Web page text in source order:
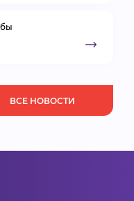
ВСЕ НОВОСТИ